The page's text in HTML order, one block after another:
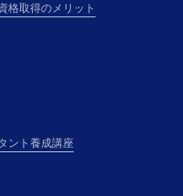
格取得のメリット
ント養成講座